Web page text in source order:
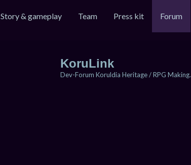
Story & gameplay Team Press kit Forum
KoruLink
Dev-Forum Koruldia Heritage / RPG Making.